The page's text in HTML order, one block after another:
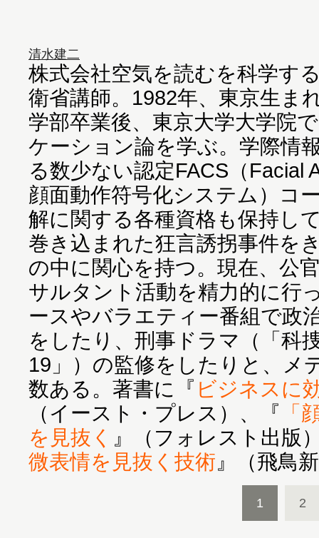
清水建二
株式会社空気を読むを科学す
衛省講師。1982年、東京生ま
学部卒業後、東京大学大学院
ケーション論を学ぶ。学際情
る数少ない認定FACS（Facial
顔面動作符号化システム）コ
解に関する各種資格も保持し
巻き込まれた狂言誘拐事件を
の中に関心を持つ。現在、公
サルタント活動を精力的に行
ースやバラエティー番組で政
をしたり、刑事ドラマ（「
19」）の監修をしたりと、メ
数ある。著書に『 ビジネスに
（イースト・プレス）、『 「
を見抜く 』（フォレスト出版
微表情を見抜く技術 』（飛鳥
1 2